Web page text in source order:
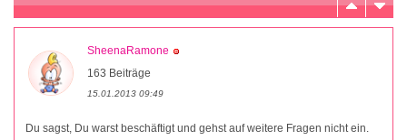
SheenaRamone
163 Beiträge
15.01.2013 09:49
Du sagst, Du warst beschäftigt und gehst auf weitere Fragen nicht ein.